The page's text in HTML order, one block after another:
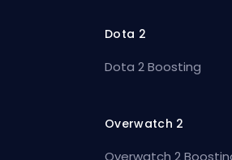
Dota 2
Dota 2 Boosting
Overwatch 2
Overwatch 2